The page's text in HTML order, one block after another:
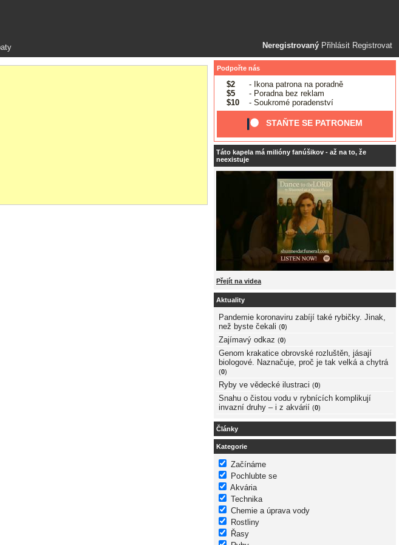
Neregistrovaný Přihlásit Registrovat
Podpořte nás
$2
- Ikona patrona na poradně
$5
- Poradna bez reklam
$10
- Soukromé poradenství
STAŇTE SE PATRONEM
Táto kapela má milióny fanúšikov - až na to, že
neexistuje
Přejít na videa
Aktuality
Pandemie koronaviru zabíjí také rybičky. Jinak,
než byste čekali (0)
Zajímavý odkaz (0)
Genom krakatice obrovské rozluštěn, jásají
biologové. Naznačuje, proč je tak velká a chytrá
(0)
Ryby ve vědecké ilustraci (0)
Snahu o čistou vodu v rybnících komplikují
invazní druhy – i z akvárií (0)
Články
Kategorie
Začínáme
Pochlubte se
Akvária
Technika
Chemie a úprava vody
Rostliny
Řasy